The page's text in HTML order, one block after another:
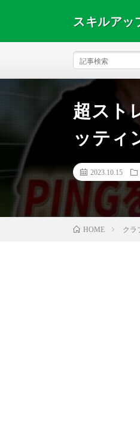
スキルアッ
超スト
ッティ
2023.10.15
HOME クラ